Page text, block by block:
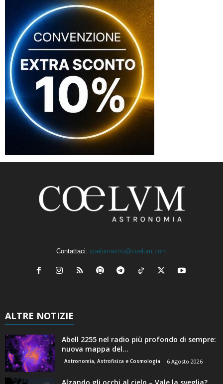
Contattaci: coelumastro@coelum.com
ALTRE NOTIZIE
Abell 2255 nel radio più profondo di sempre:
nuova mappa del...
Astronomia, Astrofisica e Cosmologia 6 Agosto 2026